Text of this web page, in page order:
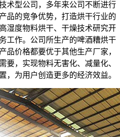
型公司，多年来公司不断进行
品的竞争优势，打造烘干行业的
湿度物料烘干、干燥技术研究开
工作。公司所生产的啤酒糟烘干
品价格都要优于其他生产厂家，
要，实现物料无害化、减量化、
，为用户创造更多的经济效益。